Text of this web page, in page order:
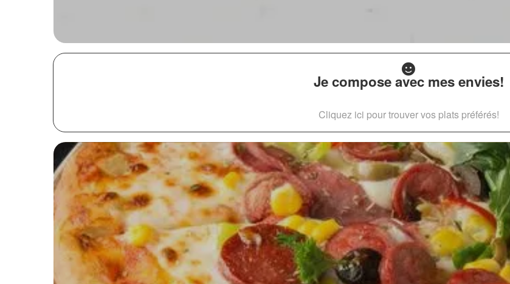
Je compose avec mes envies!
Cliquez ici pour trouver vos plats préférés!